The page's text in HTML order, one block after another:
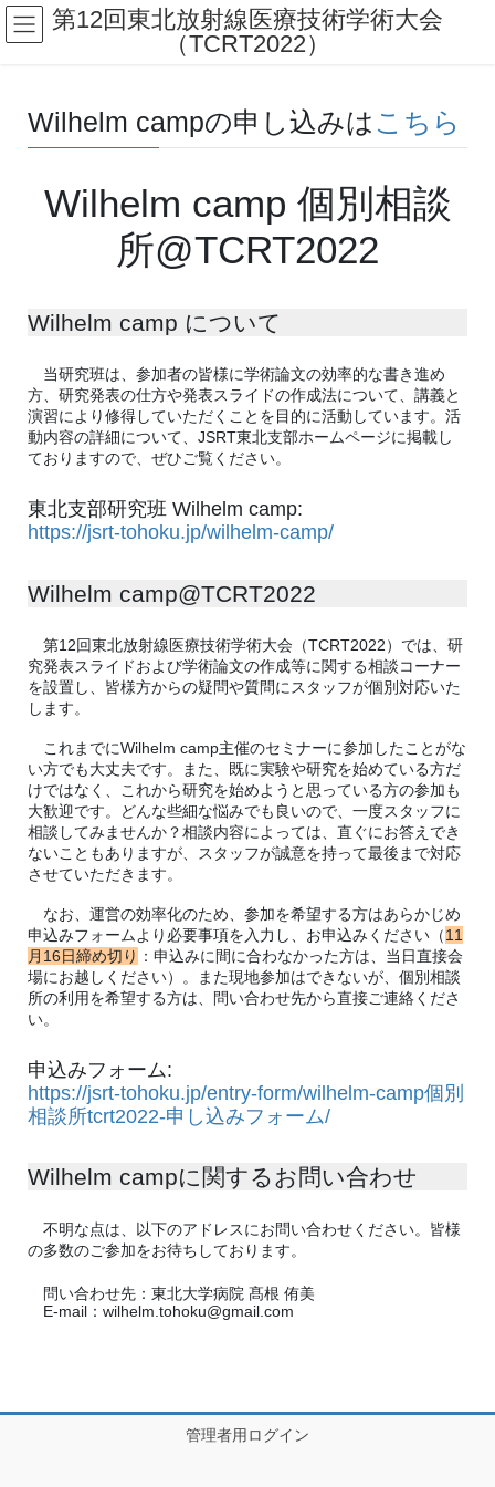
第12回東北放射線医療技術学術大会
（TCRT2022）
Wilhelm campの申し込みは こちら
Wilhelm camp 個別相談
所@TCRT2022
Wilhelm camp について
当研究班は、参加者の皆様に学術論文の効率的な書き進め
方、研究発表の仕方や発表スライドの作成法について、講義と
演習により修得していただくことを目的に活動しています。活
動内容の詳細について、JSRT東北支部ホームページに掲載し
ておりますので、ぜひご覧ください。
東北支部研究班 Wilhelm camp:
https://jsrt-tohoku.jp/wilhelm-camp/
Wilhelm camp@TCRT2022
第12回東北放射線医療技術学術大会（TCRT2022）では、研
究発表スライドおよび学術論文の作成等に関する相談コーナー
を設置し、皆様方からの疑問や質問にスタッフが個別対応いた
します。
これまでにWilhelm camp主催のセミナーに参加したことがな
い方でも大丈夫です。また、既に実験や研究を始めている方だ
けではなく、これから研究を始めようと思っている方の参加も
大歓迎です。どんな些細な悩みでも良いので、一度スタッフに
相談してみませんか？相談内容によっては、直ぐにお答えでき
ないこともありますが、スタッフが誠意を持って最後まで対応
させていただきます。
なお、運営の効率化のため、参加を希望する方はあらかじめ
申込みフォームより必要事項を入力し、お申込みください（11
月16日締め切り ：申込みに間に合わなかった方は、当日直接会
場にお越しください）。また現地参加はできないが、個別相談
所の利用を希望する方は、問い合わせ先から直接ご連絡くださ
い。
申込みフォーム:
https://jsrt-tohoku.jp/entry-form/wilhelm-camp個別
相談所tcrt2022-申し込みフォーム/
Wilhelm campに関するお問い合わせ
不明な点は、以下のアドレスにお問い合わせください。皆様
の多数のご参加をお待ちしております。
問い合わせ先：東北大学病院 髙根 侑美
E-mail：wilhelm.tohoku@gmail.com
管理者用ログイン